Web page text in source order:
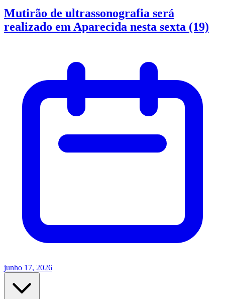
Mutirão de ultrassonografia será
realizado em Aparecida nesta sexta (19)
junho 17, 2026